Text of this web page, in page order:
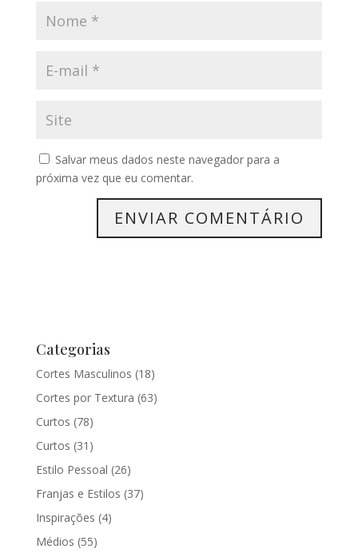
Salvar meus dados neste navegador para a
próxima vez que eu comentar.
Categorias
Cortes Masculinos (18)
Cortes por Textura (63)
Curtos (78)
Curtos (31)
Estilo Pessoal (26)
Franjas e Estilos (37)
Inspirações (4)
Médios (55)